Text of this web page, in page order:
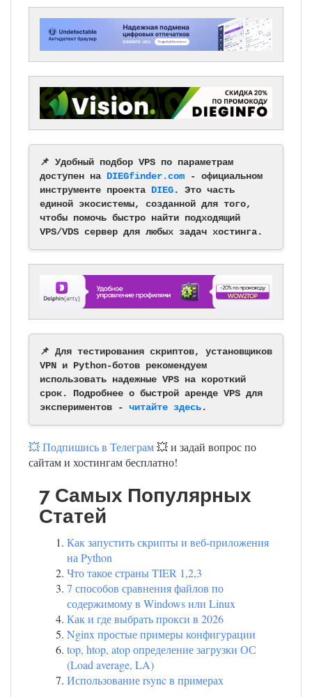
📌 Удобный подбор VPS по параметрам
доступен на DIEGfinder.com - официальном
инструменте проекта DIEG. Это часть
единой экосистемы, созданной для того,
чтобы помочь быстро найти подходящий
VPS/VDS сервер для любых задач хостинга.
📌 Для тестирования скриптов, установщиков
VPN и Python-ботов рекомендуем
использовать надежные VPS на короткий
срок. Подробнее о быстрой аренде VPS для
экспериментов - читайте здесь.
💥 Подпишись в Телеграм💥 и задай вопрос по
сайтам и хостингам бесплатно!
7 Самых Популярных
Статей
Как запустить скрипты и веб-приложения
на Python
Что такое страны TIER 1,2,3
7 способов сравнения файлов по
содержимому в Windows или Linux
Как и где выбрать прокси в 2026
Nginx простые примеры конфигурации
top, htop, atop определение загрузки ОС
(Load average, LA)
Использование rsync в примерах